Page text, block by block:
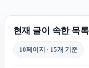
현재 글이 속한 목
10페이지 · 15개 기준